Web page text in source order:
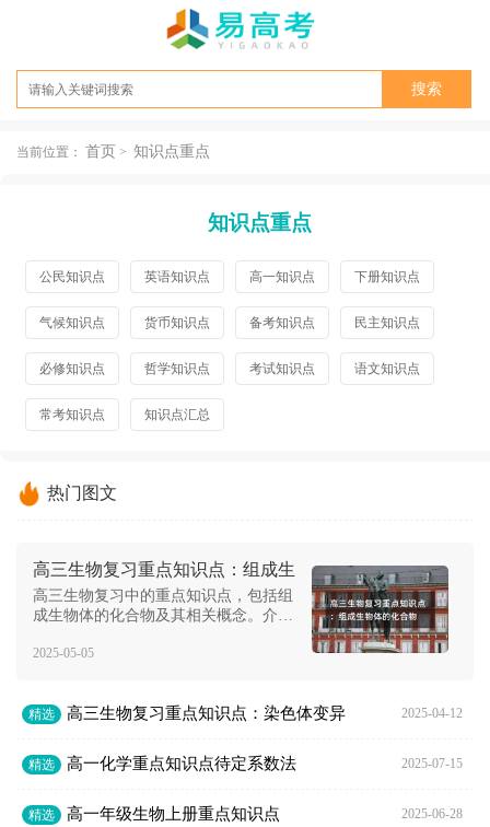
当前位置： 首页 > 知识点重点
知识点重点
公民知识点 英语知识点 高一知识点 下册知识点
气候知识点 货币知识点 备考知识点 民主知识点
必修知识点 哲学知识点 考试知识点 语文知识点
常考知识点 知识点汇总
热门图文
高三生物复习重点知识点：组成生
物体的化合物
高三生物复习中的重点知识点，包括组
成生物体的化合物及其相关概念。介绍
糖类、脂类、脱水缩合、肽键、多肽、
2025-05-05
精选 2025-04-12
高三生物复习重点知识点：染色体变异
精选 2025-07-15
高一化学重点知识点待定系数法
精选 2025-06-28
高一年级生物上册重点知识点